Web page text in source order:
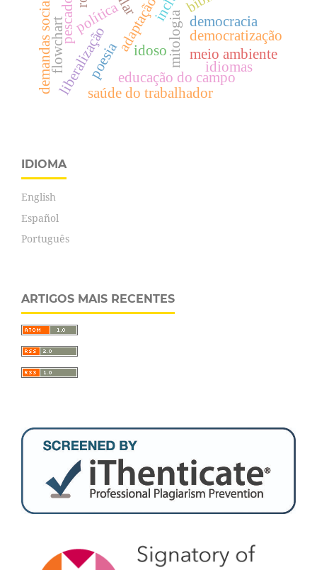
idoso
poesia mitologia
educação do campo
política democracia
democratização
liberalização meio ambiente
saúde do trabalhador
demandas sociaisflowchart idiomas
IDIOMA
English
Español
Português
ARTIGOS MAIS RECENTES